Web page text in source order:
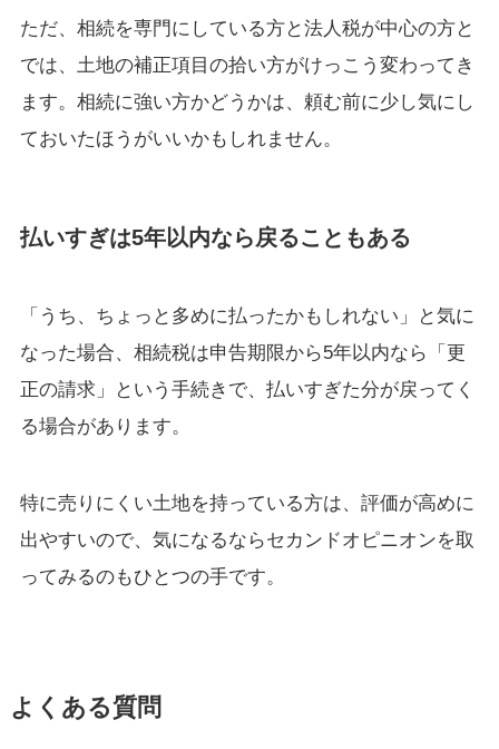
ただ、相続を専門にしている方と法人税が中心の方と
では、土地の補正項目の拾い方がけっこう変わってき
ます。相続に強い方かどうかは、頼む前に少し気にし
ておいたほうがいいかもしれません。
払いすぎは5年以内なら戻ることもある
「うち、ちょっと多めに払ったかもしれない」と気に
なった場合、相続税は申告期限から5年以内なら「更
正の請求」という手続きで、払いすぎた分が戻ってく
る場合があります。
特に売りにくい土地を持っている方は、評価が高めに
出やすいので、気になるならセカンドオピニオンを取
ってみるのもひとつの手です。
よくある質問